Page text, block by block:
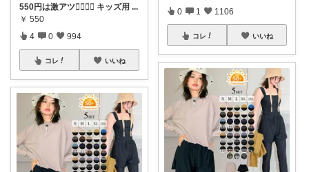
550円は激アツ❤️‍🔥❤️‍🔥 キッズ用 ...
￥ 550
4 0 994
コレ いいね
0 1 1106
コレ いいね